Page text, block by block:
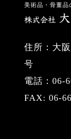
美術品・骨董品
住所：大
号
電話：06-
FAX: 06-